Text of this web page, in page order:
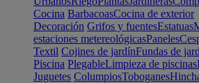
Cocina BarbacoasCocina de exterior
Decoración Grifos y fuentesEstatuas
estaciones metereológicasPaneles
Textil Cojines de jardínFundas de
Piscina PlegableLimpieza de piscinas
Juguetes ColumpiosToboganes